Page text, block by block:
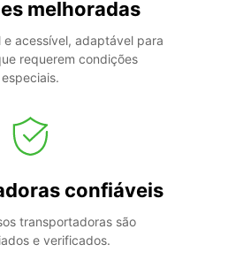
melhoradas
acessível, adaptável para
requerem condições
especiais.
confiáveis
transportadoras são
e verificados.